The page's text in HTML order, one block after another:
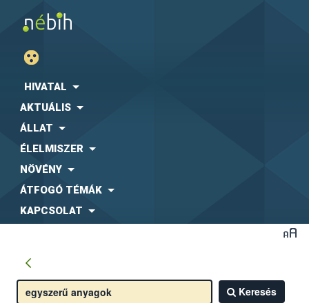
HIVATAL
AKTUÁLIS
ÁLLAT
ÉLELMISZER
NÖVÉNY
ÁTFOGÓ TÉMÁK
KAPCSOLAT
Keresés